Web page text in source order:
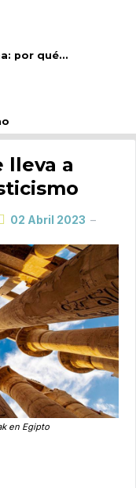
por qué...
lleva a
02 Abril 2023
en Egipto